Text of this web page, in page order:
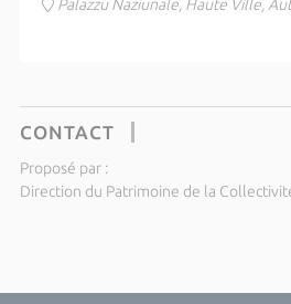
Palazzu Naziunale, Haute Ville,
CONTACT
Proposé par :
Direction du Patrimoine de la